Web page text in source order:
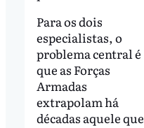
Para os dois
especialistas, o
problema central é
que as Forças
Armadas
extrapolam há
décadas aquele que